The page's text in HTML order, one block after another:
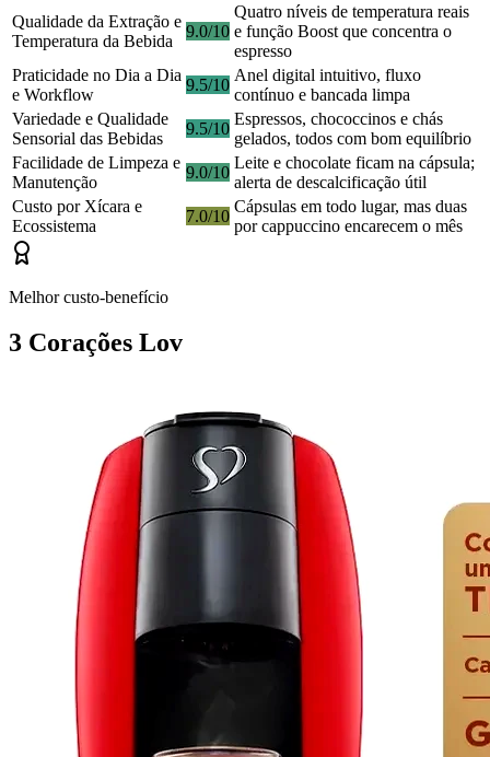
Qualidade da Extração e
Temperatura da Bebida
9.0/10
Quatro níveis de temperatura reais
e função Boost que concentra o
espresso
Praticidade no Dia a Dia
e Workflow
9.5/10
Anel digital intuitivo, fluxo
contínuo e bancada limpa
Variedade e Qualidade
Sensorial das Bebidas
9.5/10
Espressos, chococcinos e chás
gelados, todos com bom equilíbrio
Facilidade de Limpeza e
Manutenção
9.0/10
Leite e chocolate ficam na cápsula;
alerta de descalcificação útil
Custo por Xícara e
Ecossistema
7.0/10
Cápsulas em todo lugar, mas duas
por cappuccino encarecem o mês
Melhor custo-benefício
3 Corações Lov